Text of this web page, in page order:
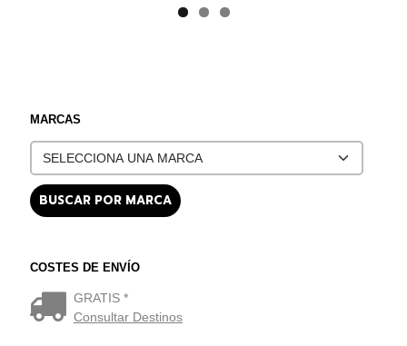
MARCAS
COSTES DE ENVÍO
GRATIS *
Consultar Destinos